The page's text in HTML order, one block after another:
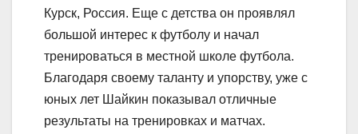
Курск, Россия. Еще с детства он проявлял
большой интерес к футболу и начал
тренироваться в местной школе футбола.
Благодаря своему таланту и упорству, уже с
юных лет Шайкин показывал отличные
результаты на тренировках и матчах.